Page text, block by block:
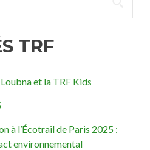
TRF
et la TRF Kids
à l’Écotrail de Paris 2025 :
environnemental